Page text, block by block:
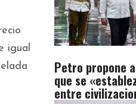
igual
Petro propone a
que se
entre